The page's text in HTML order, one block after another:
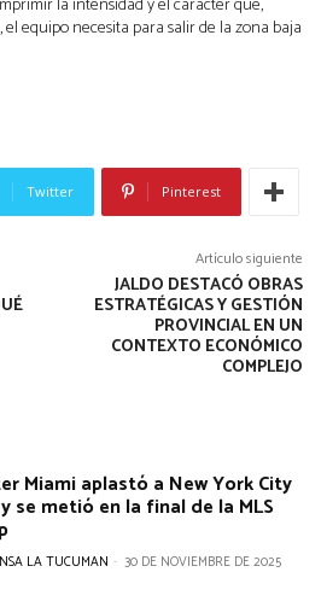
la intensidad y el carácter que,
equipo necesita para salir de la zona baja
Twitter Pinterest
Artículo siguiente
JALDO DESTACÓ OBRAS
ESTRATÉGICAS Y GESTIÓN
PROVINCIAL EN UN
CONTEXTO ECONÓMICO
COMPLEJO
Miami aplastó a New York City
y se metió en la final de la MLS
LA TUCUMAN - 30 DE NOVIEMBRE DE 2025